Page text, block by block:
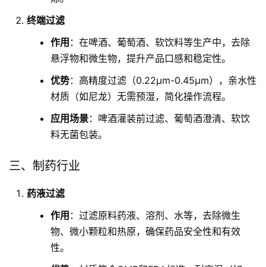
终端过滤
作用 ：在啤酒、葡萄酒、软饮料等生产中，去除
悬浮物和微生物，提升产品口感和稳定性。
优势：高精度过滤（0.22μm-0.45μm），亲水性
材质（如尼龙）无需预湿，简化操作流程。
应用场景：啤酒灌装前过滤、葡萄酒澄清、软饮
料无菌包装。
三、制药行业
药液过滤
作用 ：过滤原料药液、溶剂、水等，去除微生
物、微小颗粒和热原，确保药品安全性和有效
性。